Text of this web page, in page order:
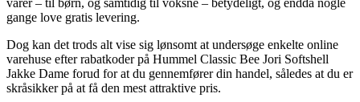
gange love gratis levering.
Dog kan det trods alt vise sig lønsomt at undersøge enkelte online
varehuse efter rabatkoder på Hummel Classic Bee Jori Softshell
Jakke Dame forud for at du gennemfører din handel, således at du er
skråsikker på at få den mest attraktive pris.